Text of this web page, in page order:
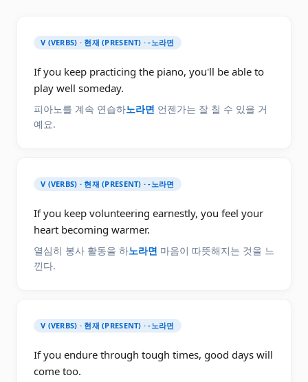
V (VERBS) · 현재 (PRESENT) · -노라면
If you keep practicing the piano, you'll be able to
play well someday.
피아노를 계속 연습하노라면 언젠가는 잘 칠 수 있을 거
예요.
V (VERBS) · 현재 (PRESENT) · -노라면
If you keep volunteering earnestly, you feel your
heart becoming warmer.
열심히 봉사 활동을 하노라면 마음이 따뜻해지는 것을 느
낀다.
V (VERBS) · 현재 (PRESENT) · -노라면
If you endure through tough times, good days will
come too.